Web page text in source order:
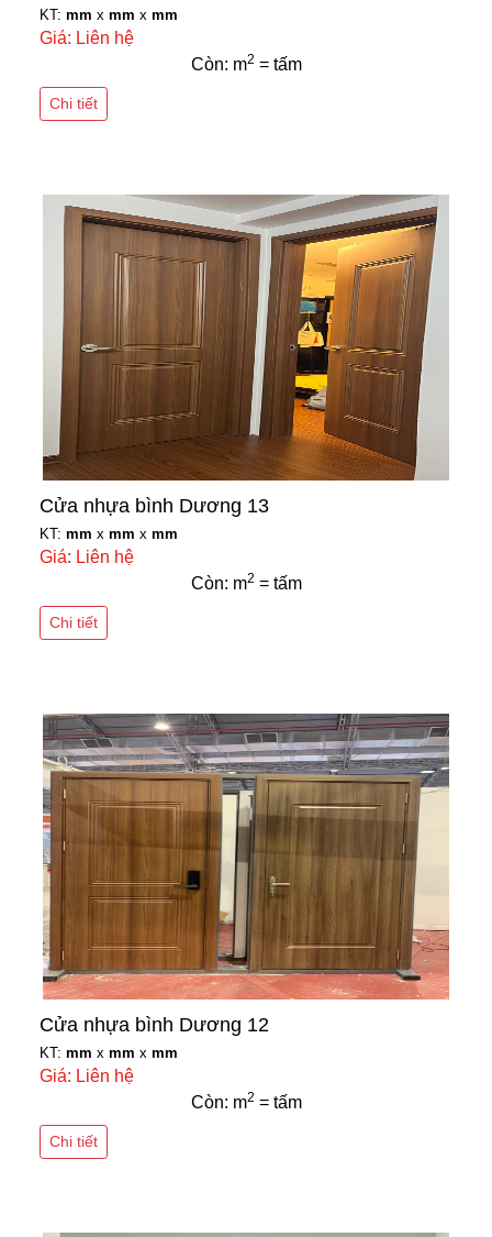
KT: mm x mm x mm
Giá: Liên hệ
Còn: m2 = tấm
Chi tiết
Cửa nhựa bình Dương 13
KT: mm x mm x mm
Giá: Liên hệ
Còn: m2 = tấm
Chi tiết
Cửa nhựa bình Dương 12
KT: mm x mm x mm
Giá: Liên hệ
Còn: m2 = tấm
Chi tiết